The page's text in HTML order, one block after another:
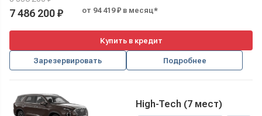
7 486 200 ₽ от 94 419 ₽ в месяц*
Купить в кредит
Зарезервировать Подробнее
High-Tech (7 мест)